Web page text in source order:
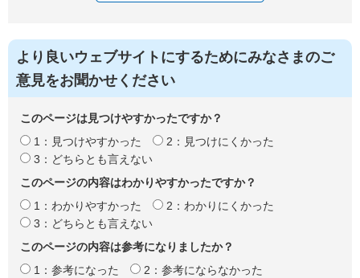
より良いウェブサイトにするためにみなさまのご
意見をお聞かせください
このページは見つけやすかったですか？
1：見つけやすかった
2：見つけにくかった
3：どちらとも言えない
このページの内容はわかりやすかったですか？
1：わかりやすかった
2：わかりにくかった
3：どちらとも言えない
このページの内容は参考になりましたか？
1：参考になった
2：参考にならなかった